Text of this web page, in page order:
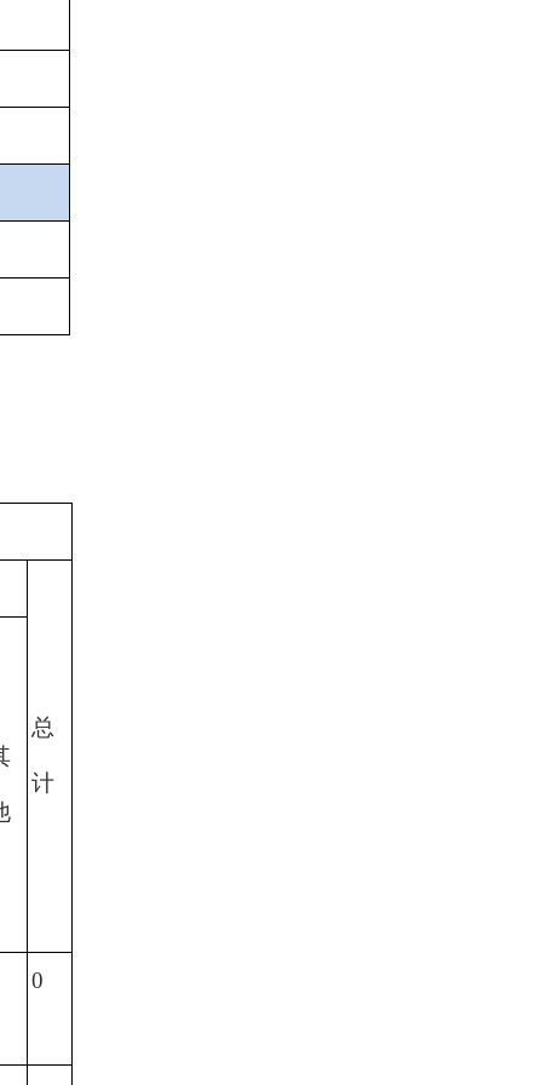
总
计
0